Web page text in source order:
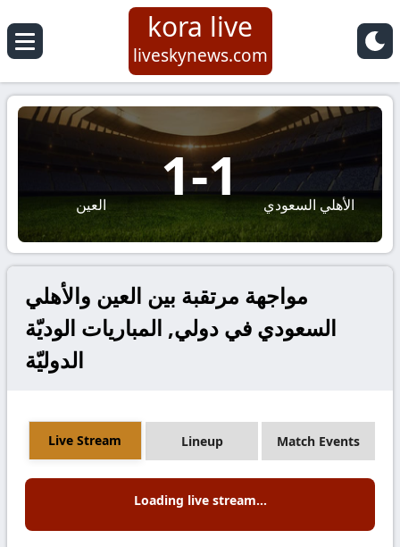
kora live
liveskynews.com
العين 1-1 الأهلي السعودي
مواجهة مرتقبة بين العين والأهلي
السعودي في دولي, المباريات الوديّة
الدوليّة
Live Stream Lineup Match Events
Loading live stream...